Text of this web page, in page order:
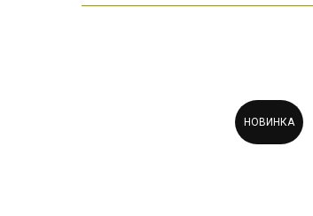
НОВИНКА